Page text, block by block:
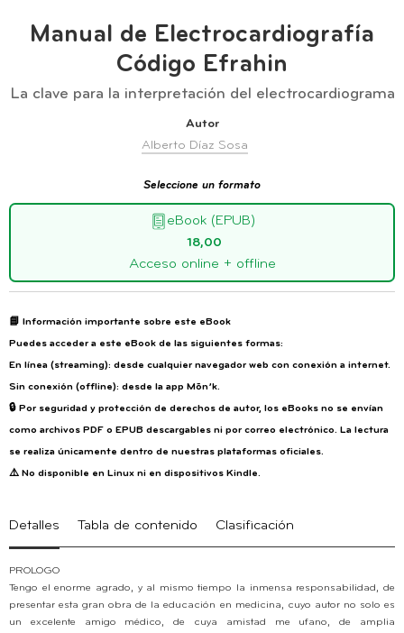
Manual de Electrocardiografía
Código Efrahin
La clave para la interpretación del electrocardiograma
Autor
Alberto Díaz Sosa
Seleccione un formato
eBook (EPUB)
18,00
Acceso online + offline
📘 Información importante sobre este eBook
Puedes acceder a este eBook de las siguientes formas:
En línea (streaming): desde cualquier navegador web con conexión a internet.
Sin conexión (offline): desde la app Mōn’k.
🔒 Por seguridad y protección de derechos de autor, los eBooks no se envían
como archivos PDF o EPUB descargables ni por correo electrónico. La lectura
se realiza únicamente dentro de nuestras plataformas oficiales.
⚠️ No disponible en Linux ni en dispositivos Kindle.
Detalles Tabla de contenido Clasificación
PROLOGO
Tengo el enorme agrado, y al mismo tiempo la inmensa responsabilidad, de
presentar esta gran obra de la educación en medicina, cuyo autor no solo es
un excelente amigo médico, de cuya amistad me ufano, de amplia